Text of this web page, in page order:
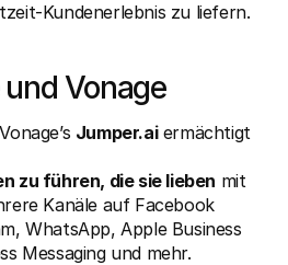
Kundenerlebnis zu liefern.
Vonage
Jumper.ai ermächtigt
zu führen, die sie lieben mit
Kanäle auf Facebook
WhatsApp, Apple Business
Messaging und mehr.
Kontoauszug?
Händler-Support
Unternehmen helfen können